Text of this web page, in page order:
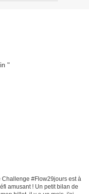
Challenge #Flow29jours est à
amusant ! Un petit bilan de